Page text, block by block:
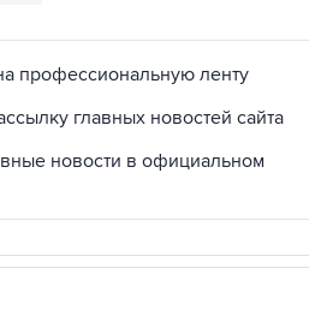
главных новостей сайта
новости в официальном